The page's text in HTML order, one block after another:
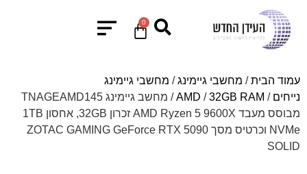
0
עמוד הבית/ מחשבי גיימינג/ מחשבי גיימינג
נייחים /
AMD /32GB RAM
/ מחשב גיימינג TNAGEAMD145
מבוסס מעבד AMD Ryzen 5 9600X זכרון 32GB, אחסון 1TB
NVMe וכרטיס מסך ZOTAC GAMING GeForce RTX 5090
SOLID